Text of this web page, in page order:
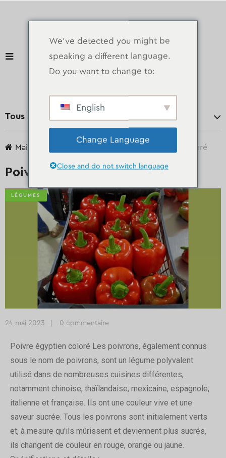
Tous les départements
Maison Poivre coloré
Poivre coloré
LÉGUMES
24 mai 2023 0 commentaire
Poivre égyptien coloré Les poivrons, également connus
sous le nom de poivrons, sont un légume polyvalent
utilisé dans de nombreuses cuisines différentes,
notamment chinoise, thaïlandaise, mexicaine, espagnole,
italienne et française. Ils ont une couleur vive et une
saveur sucrée. Tous les poivrons sont initialement verts
et, à mesure qu'ils mûrissent et deviennent plus sucrés,
ils changent de couleur en rouge, orange ou jaune.
We've detected you might be
speaking a different language.
Do you want to change to:
English
Change Language
Close and do not switch language